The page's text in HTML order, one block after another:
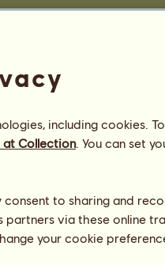
Rangliste nichts anzuzeigen.
Rangliste nichts anzuzeigen.
36.437
34.117
including cookies.
Collection. You can set
to sharing and
partners via these online
your cookie